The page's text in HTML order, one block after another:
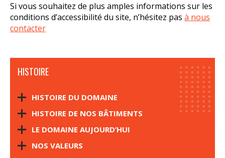
Si vous souhaitez de plus amples informations sur les
conditions d’accessibilité du site, n’hésitez pas à nous
contacter
HISTOIRE
HISTOIRE DU DOMAINE
HISTOIRE DE NOS BÂTIMENTS
LE DOMAINE AUJOURD’HUI
NOS VALEURS